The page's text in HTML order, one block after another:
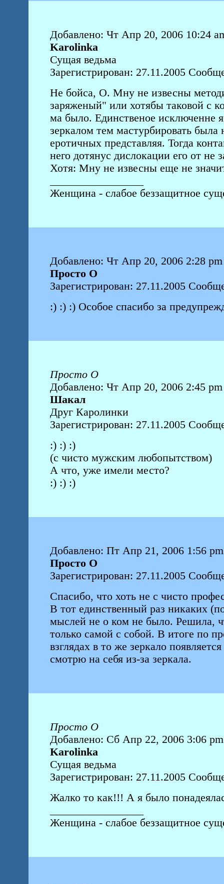
Добавлено: Чт Апр 20, 2006 10:24
Karolinka
Сущая ведьма
Зарегистрирован: 27.11.2005
Не бойса, О. Мну не извесны
заряженый" или хотябы таковой с
ма было. Единственое исключенне
зеркалом тем мастурбировать
еротичных представляя. Тогда
него дотянус дислокации его от не
Хотя: Мну не извесны еще не
Женщина - слабое беззащитное
Добавлено: Чт Апр 20, 2006 2:28 pm
Просто О
Зарегистрирован: 27.11.2005
:) :) :) Особое спасибо за
Просто О
Добавлено: Чт Апр 20, 2006 2:45 pm
Шакал
Друг Каролинки
Зарегистрирован: 27.11.2005
:) :) :)
(с чисто мужским любопытством)
А что, уже имели место?
:) :) :)
Добавлено: Пт Апр 21, 2006 1:56 pm
Просто О
Зарегистрирован: 27.11.2005
Спасибо, что хоть не с чисто
В тот единственный раз никаких
мыслей не о ком не было. Решила,
только самой с собой. В итоге по
взглядах в то же зеркало
смотрю на себя из-за зеркала.
Просто О
Добавлено: Сб Апр 22, 2006 3:06 pm
Karolinka
Сущая ведьма
Зарегистрирован: 27.11.2005
Жалко то как!!! А я было
Женщина - слабое беззащитное